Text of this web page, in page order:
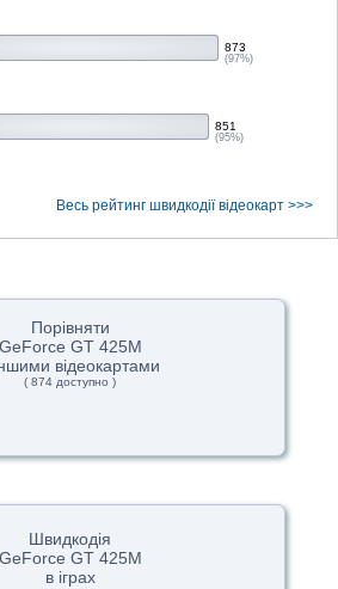
873
(97%)
851
(95%)
Весь рейтинг швидкодії відеокарт >>>
Порівняти
GeForce GT 425M
відеокартами
( 874 доступно )
Швидкодія
GeForce GT 425M
в іграх